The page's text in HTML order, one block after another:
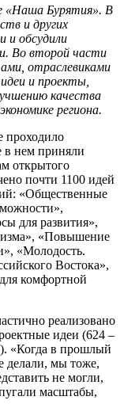
«Наша Бурятия». В
и других
и обсудили
Во второй части
отраслевиками
и проекты,
качества
региона.
проходило
в нем приняли
открытого
почти 1100 идей
«Общественные
для развития»,
«Повышение
«Молодость.
Востока»,
комфортной
реализовано
идеи (624 –
«Когда в прошлый
делали, мы тоже,
не могли,
масштабы,